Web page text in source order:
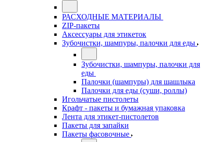
РАСХОДНЫЕ МАТЕРИАЛЫ
ZIP-пакеты
Аксессуары для этикеток
Зубочистки, шампуры, палочки для еды
Зубочистки, шампуры, палочки для
еды
Палочки (шампуры) для шашлыка
Палочки для еды (суши, роллы)
Игольчатые пистолеты
Крафт - пакеты и бумажная упаковка
Лента для этикет-пистолетов
Пакеты для запайки
Пакеты фасовочные